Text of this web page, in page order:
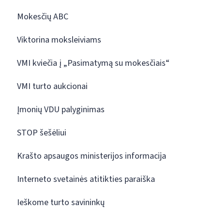
Mokesčių ABC
Viktorina moksleiviams
VMI kviečia į „Pasimatymą su mokesčiais“
VMI turto aukcionai
Įmonių VDU palyginimas
STOP šešėliui
Krašto apsaugos ministerijos informacija
Interneto svetainės atitikties paraiška
Ieškome turto savininkų